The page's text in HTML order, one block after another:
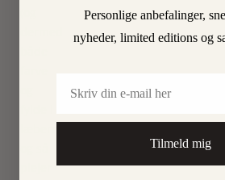
Personlige anbefalinger,
nyheder, limited editions og
Tilmeld mig